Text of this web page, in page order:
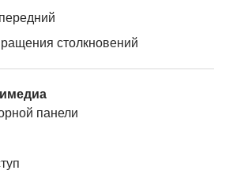
столкновений
панели